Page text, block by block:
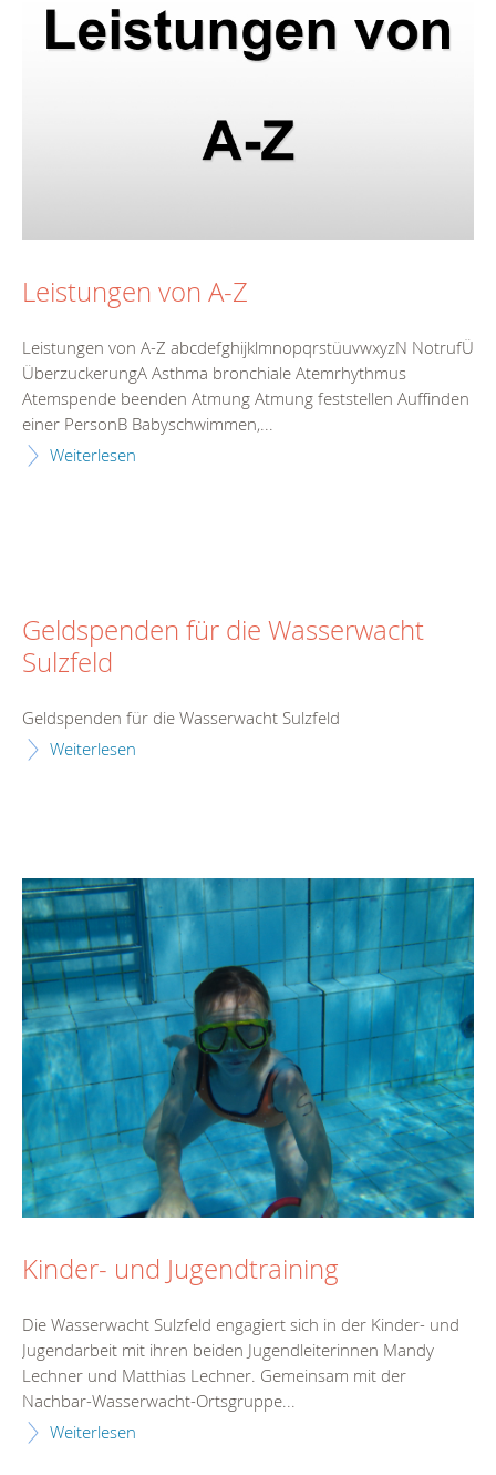
Leistungen von A-Z
Leistungen von A-Z abcdefghijklmnopqrstüuvwxyzN NotrufÜ
ÜberzuckerungA Asthma bronchiale Atemrhythmus
Atemspende beenden Atmung Atmung feststellen Auffinden
einer PersonB Babyschwimmen,...
Weiterlesen
Geldspenden für die Wasserwacht
Sulzfeld
Geldspenden für die Wasserwacht Sulzfeld
Weiterlesen
Kinder- und Jugendtraining
Die Wasserwacht Sulzfeld engagiert sich in der Kinder- und
Jugendarbeit mit ihren beiden Jugendleiterinnen Mandy
Lechner und Matthias Lechner. Gemeinsam mit der
Nachbar-Wasserwacht-Ortsgruppe...
Weiterlesen